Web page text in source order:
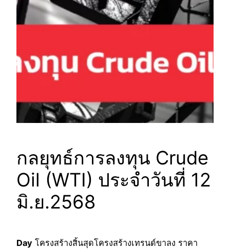
กลยุทธ์การลงทุน Crude
Oil (WTI) ประจำวันที่ 12
มิ.ย.2568
Day โครงสร้างสิ้นสุดโครงสร้างเทรนด์ขาลง ราคา